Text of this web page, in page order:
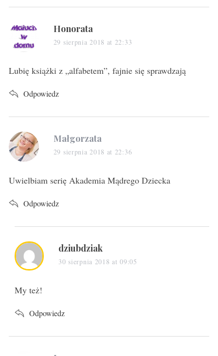
s
a
s
Honorata
29 sierpnia 2018 at 22:33
Lubię książki z „alfabetem”, fajnie się sprawdzają
Odpowiedz
s
a
s
Małgorzata
29 sierpnia 2018 at 22:36
Uwielbiam serię Akademia Mądrego Dziecka
Odpowiedz
s
a
dziubdziak
30 sierpnia 2018 at 09:05
My też!
Odpowiedz